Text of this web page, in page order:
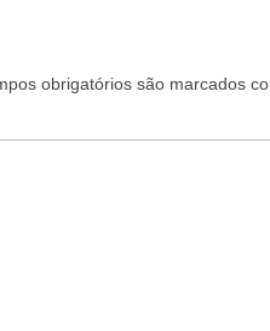
obrigatórios são marcados